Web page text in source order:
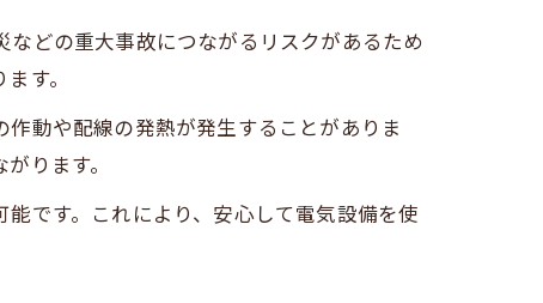
どの重大事故につながるリスクがあるため
す。
動や配線の発熱が発生することがありま
ります。
です。これにより、安心して電気設備を使